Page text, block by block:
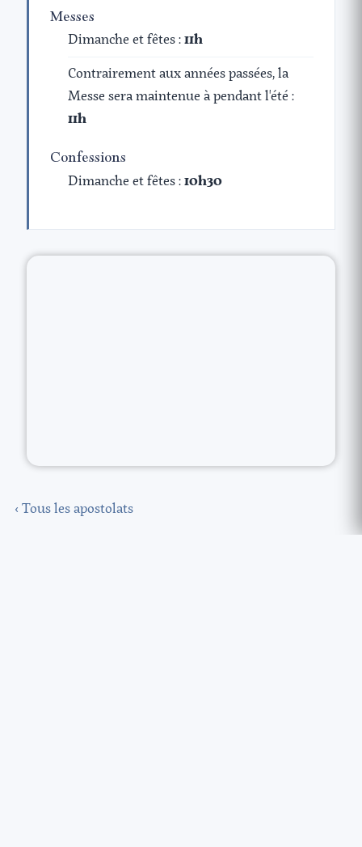
Messes
Dimanche et fêtes :11h
Contrairement aux années passées, la
Messe sera maintenue à pendant l'été :
11h
Confessions
Dimanche et fêtes :10h30
‹ Tous les apostolats